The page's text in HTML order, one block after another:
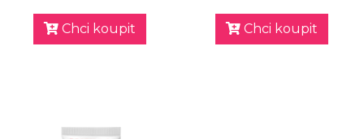
Chci koupit Chci koupit